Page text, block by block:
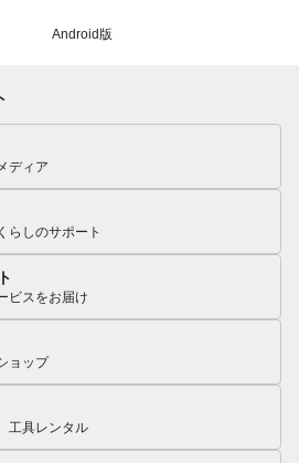
Android版
ディア
らしのサポート
ビスをお届け
ョップ
工具レンタル